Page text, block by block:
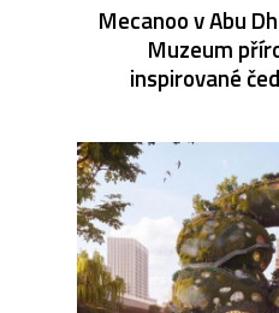
Mecanoo v Abu
Muzeum
inspirované